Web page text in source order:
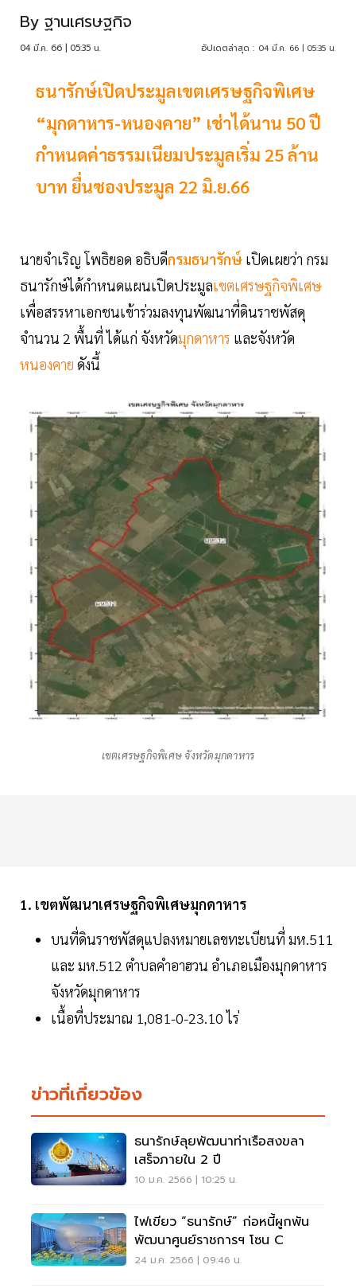
By ฐานเศรษฐกิจ
04 มี.ค. 66 | 05:35 น. อัปเดตล่าสุด : 04 มี.ค. 66 | 05:35 น.
ธนารักษ์เปิดประมูลเขตเศรษฐกิจพิเศษ
“มุกดาหาร-หนองคาย” เช่าได้นาน 50 ปี
กำหนดค่าธรรมเนียมประมูลเริ่ม 25 ล้าน
บาท ยื่นซองประมูล 22 มิ.ย.66
นายจำเริญ โพธิยอด อธิบดีกรมธนารักษ์ เปิดเผยว่า กรม
ธนารักษ์ได้กำหนดแผนเปิดประมูลเขตเศรษฐกิจพิเศษ
เพื่อสรรหาเอกชนเข้าร่วมลงทุนพัฒนาที่ดินราชพัสดุ
จำนวน 2 พื้นที่ ได้แก่ จังหวัดมุกดาหาร และจังหวัด
หนองคาย ดังนี้
เขตเศรษฐกิจพิเศษ จังหวัดมุกดาหาร
1. เขตพัฒนาเศรษฐกิจพิเศษมุกดาหาร
บนที่ดินราชพัสดุแปลงหมายเลขทะเบียนที่ มห.511
และ มห.512 ตำบลคำอาฮวน อำเภอเมืองมุกดาหาร
จังหวัดมุกดาหาร
เนื้อที่ประมาณ 1,081-0-23.10 ไร่
ข่าวที่เกี่ยวข้อง
ธนารักษ์ลุยพัฒนาท่าเรือสงขลา
เสร็จภายใน 2 ปี
10 ม.ค. 2566 | 10:25 น.
ไฟเขียว “ธนารักษ์” ก่อหนี้ผูกพัน
พัฒนาศูนย์ราชการฯ โซน C
24 ม.ค. 2566 | 09:46 น.